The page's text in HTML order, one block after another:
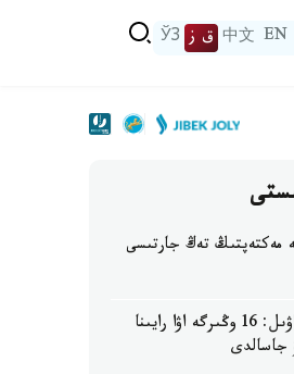
EN
中文 ق ز ЎЗ
32 جەكە مەكتەپتىڭ تەڭ جارتىسى
نوسەر، بۇرشاق، داۋىل: 16 وڭىرگە اۋا رايىنا
جاسالدى